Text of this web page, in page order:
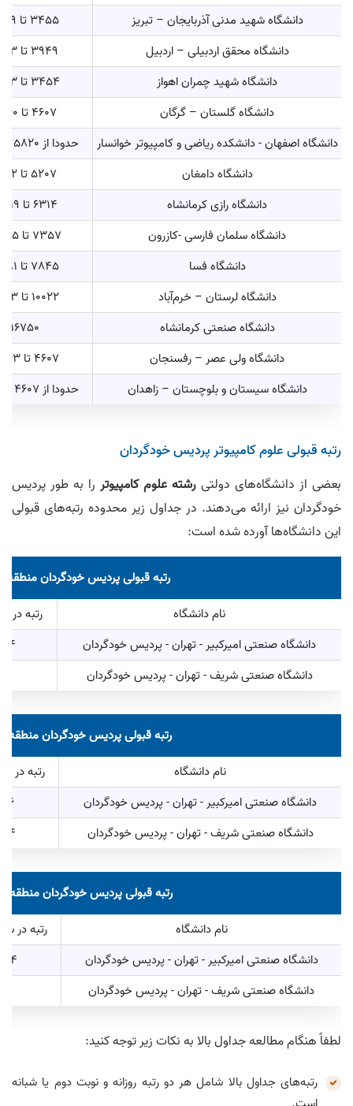
دانشگاه شهید مدنی آذربایجان – تبریز
3455 تا 8039
دانشگاه محقق اردبیلی – اردبیل
3949 تا 9043
دانشگاه شهید چمران اهواز
3454 تا 9793
دانشگاه گلستان – گرگان
4607 تا 11460
دانشگاه اصفهان - دانشکده ریاضی و کامپیوتر خوانسار
حدودا از 5820 تا 11885
دانشگاه دامغان
5207 تا 10102
دانشگاه رازی کرمانشاه
6314 تا 21419
دانشگاه سلمان فارسی -کازرون
7357 تا 15645
دانشگاه فسا
7845 تا 13181
دانشگاه لرستان – خرم‌آباد
10022 تا 18163
دانشگاه صنعتی کرمانشاه
16750
دانشگاه ولی عصر – رفسنجان
4607 تا 18963
دانشگاه سیستان و بلوچستان – زاهدان
حدودا از 4607 تا 14569
رتبه قبولی علوم کامپیوتر پردیس خودگردان
بعضی از دانشگاه‌های دولتی رشته علوم کامپیوتر را به طور پردیس
خودگردان نیز ارائه می‌دهند. در جداول زیر محدوده رتبه‌های قبولی
این دانشگاه‌ها آورده شده است:
رتبه قبولی پردیس خودگردان منطقه 1
نام دانشگاه
رتبه در
دانشگاه صنعتی امیرکبیر - تهران - پردیس خودگردان
924 تا
دانشگاه صنعتی شریف - تهران - پردیس خودگردان
رتبه قبولی پردیس خودگردان منطقه 2
نام دانشگاه
رتبه در
دانشگاه صنعتی امیرکبیر - تهران - پردیس خودگردان
706 تا
دانشگاه صنعتی شریف - تهران - پردیس خودگردان
314 تا
رتبه قبولی پردیس خودگردان منطقه 3
نام دانشگاه
رتبه در
دانشگاه صنعتی امیرکبیر - تهران - پردیس خودگردان
794 تا
دانشگاه صنعتی شریف - تهران - پردیس خودگردان
لطفاً هنگام مطالعه جداول بالا به نکات زیر توجه کنید:
رتبه‌های جداول بالا شامل هر دو رتبه روزانه و نوبت دوم یا شبانه